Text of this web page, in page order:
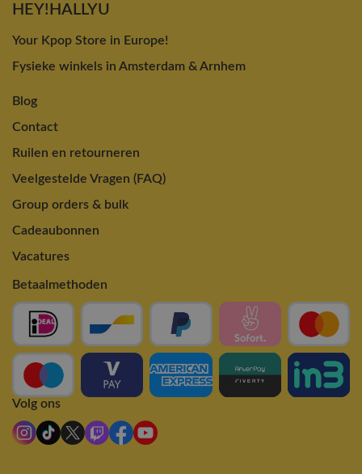
HEY!HALLYU
Your Kpop Store in Europe!
Fysieke winkels in Amsterdam & Arnhem
Blog
Contact
Ruilen en retourneren
Veelgestelde Vragen (FAQ)
Group orders & bulk
Cadeaubonnen
Vacatures
Betaalmethoden
Volg ons